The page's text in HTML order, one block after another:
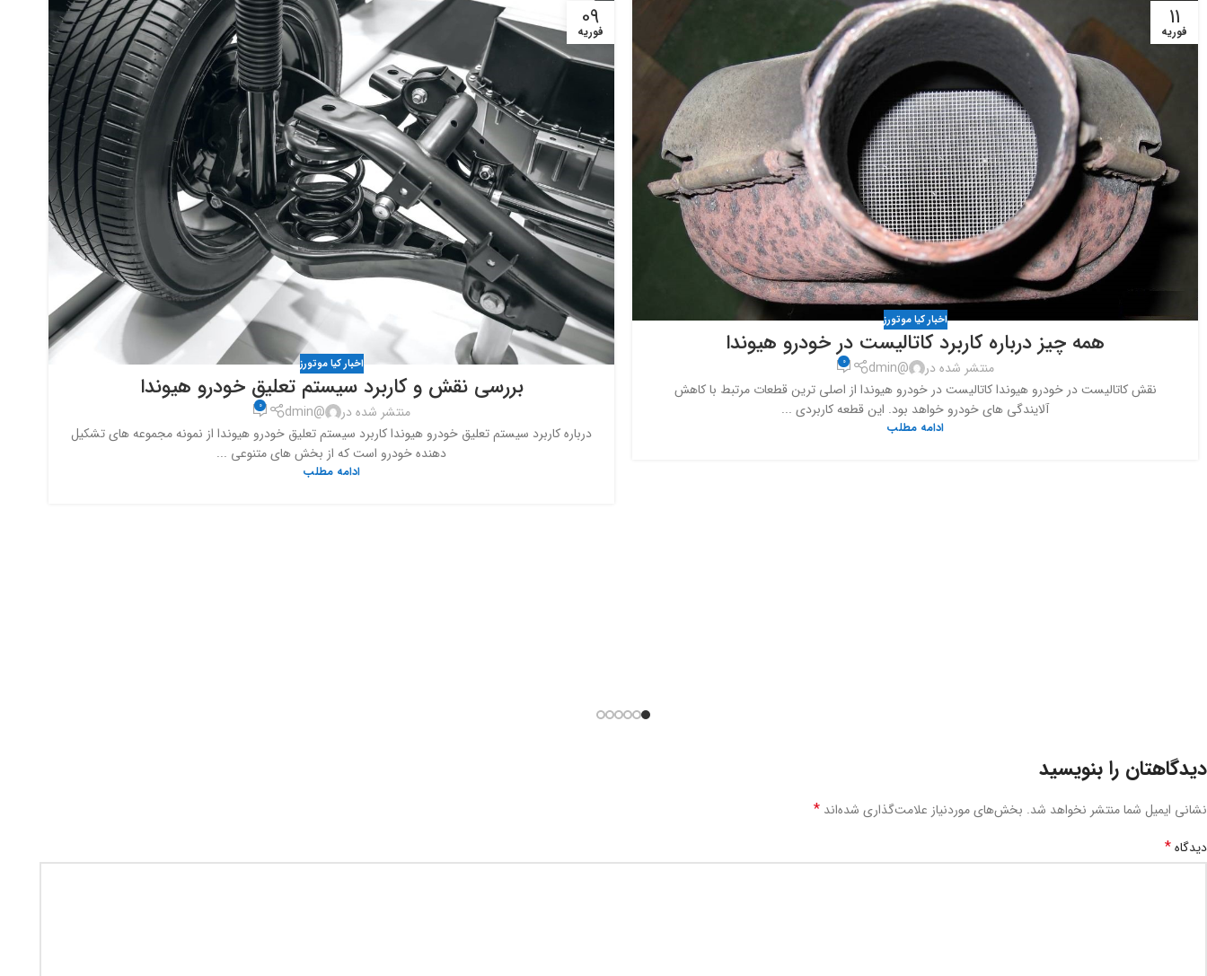
11
فوریه
اخبار کیا موتورز
همه چیز درباره کاربرد کاتالیست در خودرو هیوندا
منتشر شده در @dmin
0
نقش کاتالیست در خودرو هیوندا کاتالیست در خودرو هیوندا از اصلی ترین قطعات مرتبط با کاهش
آلایندگی های خودرو خواهد بود. این قطعه کاربردی ...
ادامه مطلب
09
فوریه
اخبار کیا موتورز
بررسی نقش و کاربرد سیستم تعلیق خودرو هیوندا
منتشر شده در @dmin
0
درباره کاربرد سیستم تعلیق خودرو هیوندا کاربرد سیستم تعلیق خودرو هیوندا از نمونه مجموعه های تشکیل
دهنده خودرو است که از بخش های متنوعی ...
ادامه مطلب
دیدگاهتان را بنویسید
نشانی ایمیل شما منتشر نخواهد شد. بخش‌های موردنیاز علامت‌گذاری شده‌اند *
دیدگاه*